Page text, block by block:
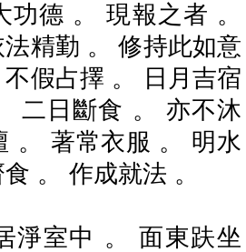
德 。 現報之者 。
精勤 。 修持此如意
假占擇 。 日月吉宿
二日斷食 。 亦不沐
。 著常衣服 。 明水
。 作成就法 。
淨室中 。 面東趺坐